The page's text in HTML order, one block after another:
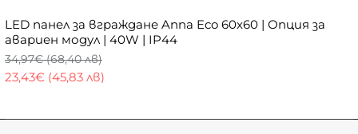
LED панел за вграждане Anna Eco 60x60 | Опция за
авариен модул | 40W | IP44
23,43€ (45,83 лв)
34,97€ (68,40 лв)